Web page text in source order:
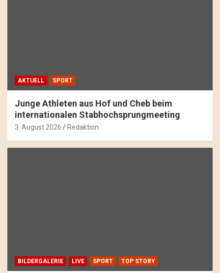
AKTUELL SPORT
Junge Athleten aus Hof und Cheb beim
internationalen Stabhochsprungmeeting
3. August 2026 Redaktion
BILDERGALERIE LIVE SPORT TOP STORY